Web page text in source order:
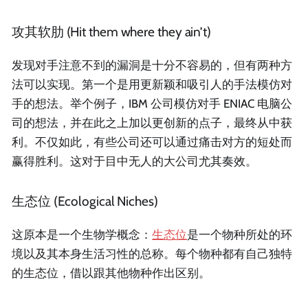
攻其软肋 (Hit them where they ain’t)
发现对手注意不到的漏洞是十分不容易的，但有两种方
法可以实现。第一个是用更新颖和吸引人的手法模仿对
手的想法。举个例子，IBM 公司模仿对手 ENIAC 电脑公
司的想法，并在此之上加以更创新的点子，最终从中获
利。不仅如此，有些公司还可以通过痛击对方的短处而
赢得胜利。这对于目中无人的大公司尤其奏效。
生态位 (Ecological Niches)
这原本是一个生物学概念： 生态位是一个物种所处的环
境以及其本身生活习性的总称。每个物种都有自己独特
的生态位，借以跟其他物种作出区别。